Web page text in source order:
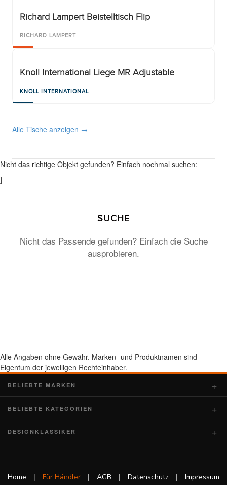
Richard Lampert Beistelltisch Flip
RICHARD LAMPERT
Knoll International Liege MR Adjustable
KNOLL INTERNATIONAL
Alle Tische anzeigen →
Nicht das richtige Objekt gefunden? Einfach nochmal suchen:
]
SUCHE
Nicht das Passende gefunden? Einfach die Suche
ausprobieren.
Alle Angaben ohne Gewähr. Marken- und Produktnamen sind
Eigentum der jeweiligen Rechteinhaber.
BELIEBTE MARKEN
BELIEBTE KATEGORIEN
DESIGNKLASSIKER
Home | Für Händler | AGB | Datenschutz | Impressum